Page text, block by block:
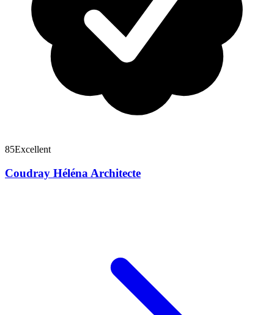
85Excellent
Coudray Héléna Architecte